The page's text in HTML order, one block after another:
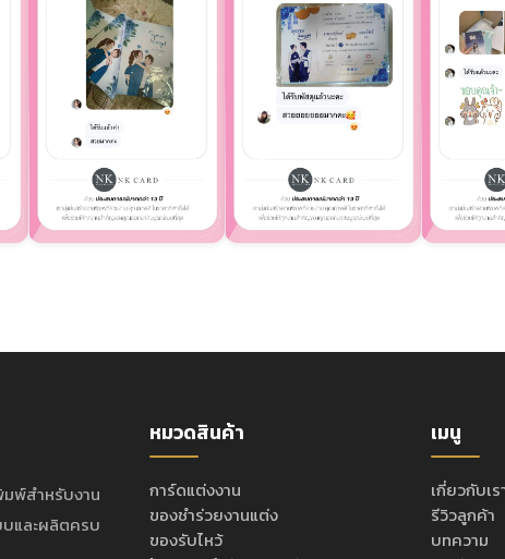
มพ์สำหรับงาน
และผลิตครบ
หมวดสินค้า
การ์ดแต่งงาน
ของชำร่วยงานแต่ง
ของรับไหว้
เมนู
เกี่ยวกับเร
รีวิวลูกค้า
บทความ